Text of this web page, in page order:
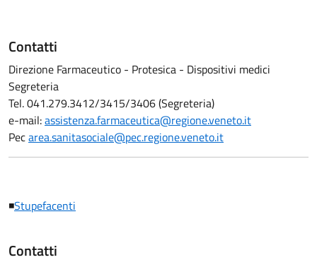
Contatti
Direzione Farmaceutico - Protesica - Dispositivi medici
Segreteria
Tel. 041.279.3412/3415/3406 (Segreteria)
e-mail:assistenza.farmaceutica@regione.veneto.it
Pecarea.sanitasociale@pec.regione.veneto.it
◾Stupefacenti
Contatti